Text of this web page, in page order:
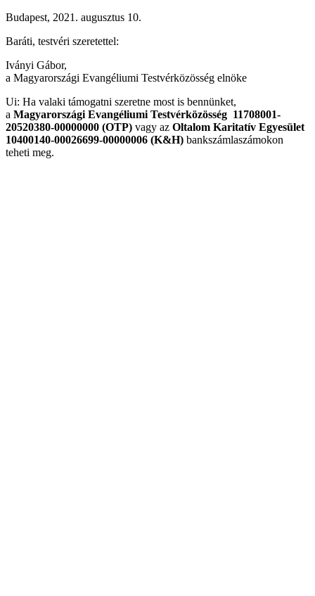
Budapest, 2021. augusztus 10.
Baráti, testvéri szeretettel:
Iványi Gábor,
a Magyarországi Evangéliumi Testvérközösség elnöke
Ui: Ha valaki támogatni szeretne most is bennünket,
a Magyarországi Evangéliumi Testvérközösség 11708001-
20520380-00000000 (OTP) vagy az Oltalom Karitatív Egyesület
10400140-00026699-00000006 (K&H) bankszámlaszámokon
teheti meg.